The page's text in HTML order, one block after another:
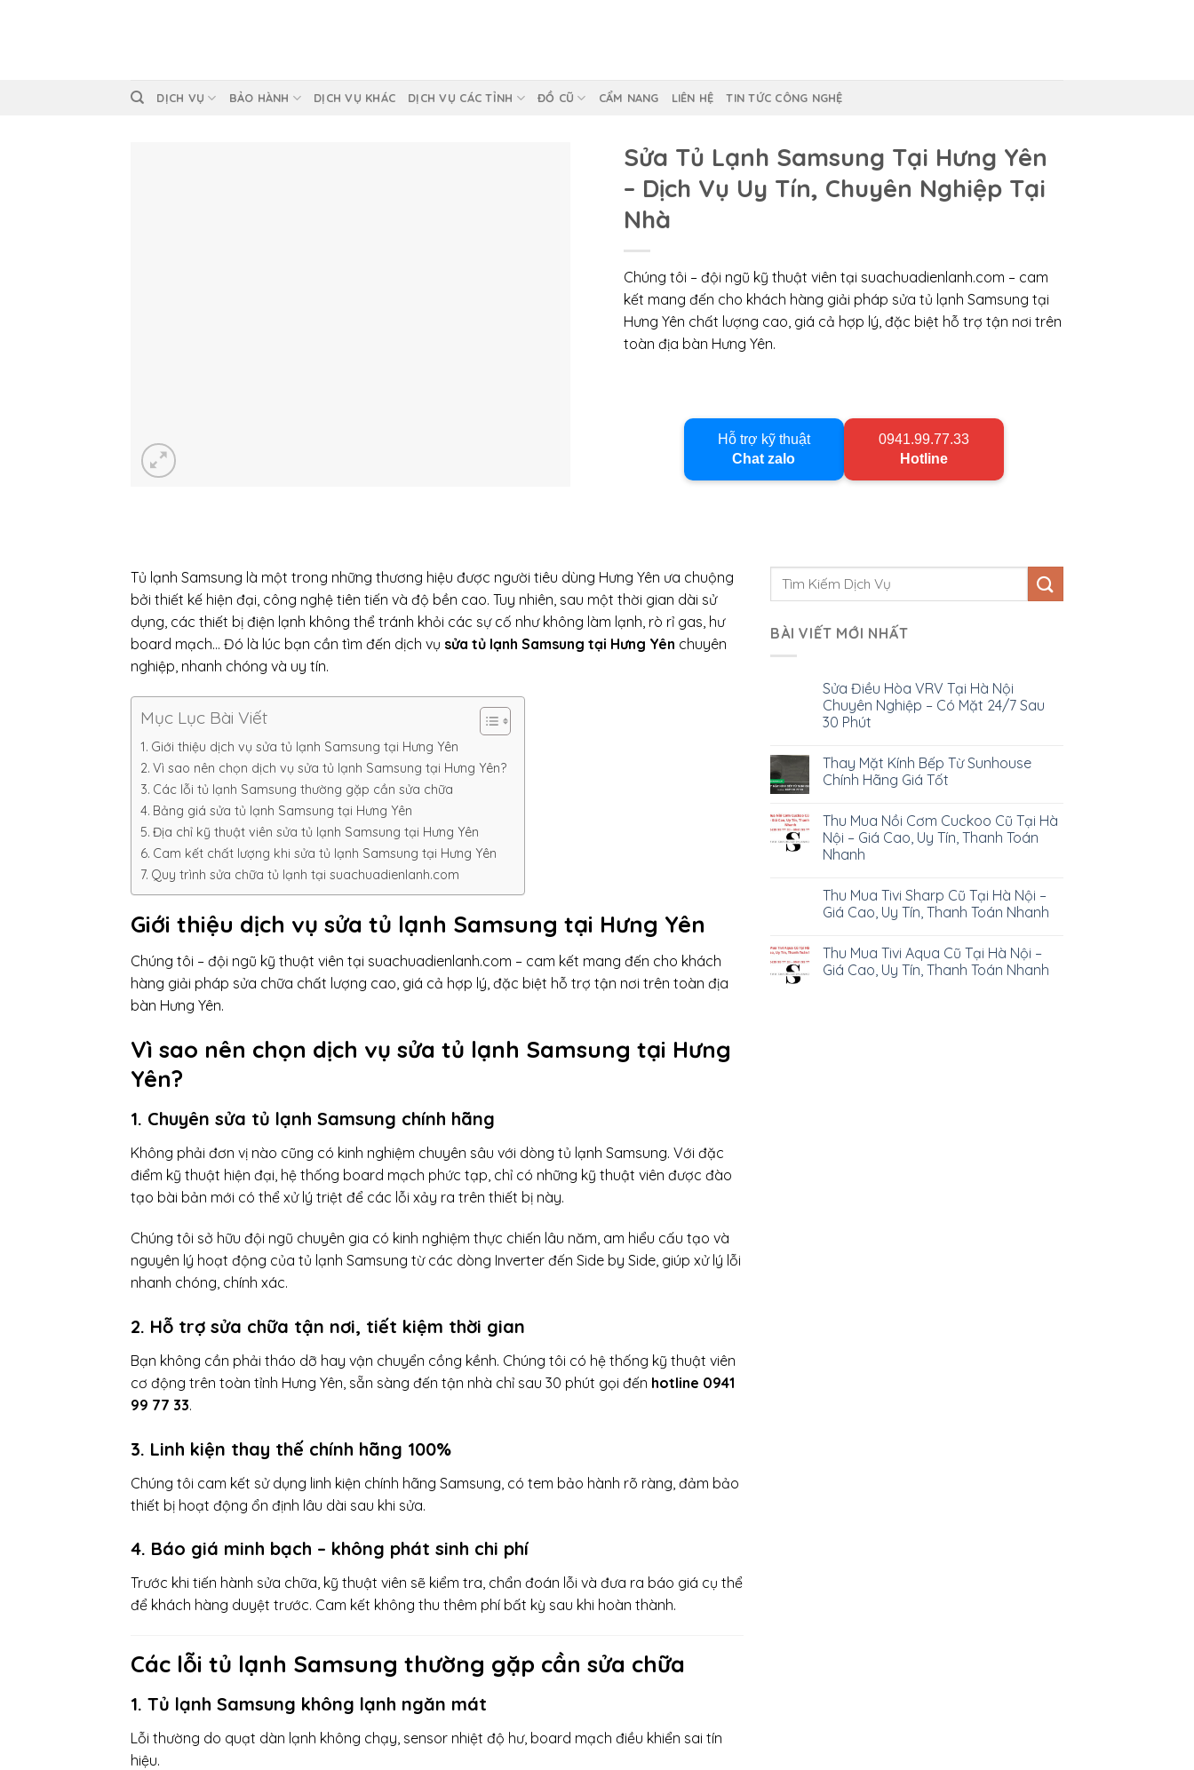
DỊCH VỤ BẢO HÀNH DỊCH VỤ KHÁC DỊCH VỤ CÁC TỈNH ĐỒ CŨ CẨM NANG LIÊN HỆ TIN TỨC CÔNG NGHỆ
Sửa Tủ Lạnh Samsung Tại Hưng Yên
– Dịch Vụ Uy Tín, Chuyên Nghiệp Tại
Nhà
Chúng tôi – đội ngũ kỹ thuật viên tại suachuadienlanh.com – cam
kết mang đến cho khách hàng giải pháp sửa tủ lạnh Samsung tại
Hưng Yên chất lượng cao, giá cả hợp lý, đặc biệt hỗ trợ tận nơi trên
toàn địa bàn Hưng Yên.
Hỗ trợ kỹ thuật
Chat zalo
0941.99.77.33
Hotline
Tủ lạnh Samsung là một trong những thương hiệu được người tiêu dùng Hưng Yên ưa chuộng
bởi thiết kế hiện đại, công nghệ tiên tiến và độ bền cao. Tuy nhiên, sau một thời gian dài sử
dụng, các thiết bị điện lạnh không thể tránh khỏi các sự cố như không làm lạnh, rò rỉ gas, hư
board mạch… Đó là lúc bạn cần tìm đến dịch vụ sửa tủ lạnh Samsung tại Hưng Yên chuyên
nghiệp, nhanh chóng và uy tín.
Mục Lục Bài Viết
Giới thiệu dịch vụ sửa tủ lạnh Samsung tại Hưng Yên
Vì sao nên chọn dịch vụ sửa tủ lạnh Samsung tại Hưng Yên?
Các lỗi tủ lạnh Samsung thường gặp cần sửa chữa
Bảng giá sửa tủ lạnh Samsung tại Hưng Yên
Địa chỉ kỹ thuật viên sửa tủ lạnh Samsung tại Hưng Yên
Cam kết chất lượng khi sửa tủ lạnh Samsung tại Hưng Yên
Quy trình sửa chữa tủ lạnh tại suachuadienlanh.com
Giới thiệu dịch vụ sửa tủ lạnh Samsung tại Hưng Yên
Chúng tôi – đội ngũ kỹ thuật viên tại suachuadienlanh.com – cam kết mang đến cho khách
hàng giải pháp sửa chữa chất lượng cao, giá cả hợp lý, đặc biệt hỗ trợ tận nơi trên toàn địa
bàn Hưng Yên.
Vì sao nên chọn dịch vụ sửa tủ lạnh Samsung tại Hưng
Yên?
1. Chuyên sửa tủ lạnh Samsung chính hãng
Không phải đơn vị nào cũng có kinh nghiệm chuyên sâu với dòng tủ lạnh Samsung. Với đặc
điểm kỹ thuật hiện đại, hệ thống board mạch phức tạp, chỉ có những kỹ thuật viên được đào
tạo bài bản mới có thể xử lý triệt để các lỗi xảy ra trên thiết bị này.
Chúng tôi sở hữu đội ngũ chuyên gia có kinh nghiệm thực chiến lâu năm, am hiểu cấu tạo và
nguyên lý hoạt động của tủ lạnh Samsung từ các dòng Inverter đến Side by Side, giúp xử lý lỗi
nhanh chóng, chính xác.
2. Hỗ trợ sửa chữa tận nơi, tiết kiệm thời gian
Bạn không cần phải tháo dỡ hay vận chuyển cồng kềnh. Chúng tôi có hệ thống kỹ thuật viên
cơ động trên toàn tỉnh Hưng Yên, sẵn sàng đến tận nhà chỉ sau 30 phút gọi đến hotline 0941
99 77 33.
3. Linh kiện thay thế chính hãng 100%
Chúng tôi cam kết sử dụng linh kiện chính hãng Samsung, có tem bảo hành rõ ràng, đảm bảo
thiết bị hoạt động ổn định lâu dài sau khi sửa.
4. Báo giá minh bạch – không phát sinh chi phí
Trước khi tiến hành sửa chữa, kỹ thuật viên sẽ kiểm tra, chẩn đoán lỗi và đưa ra báo giá cụ thể
để khách hàng duyệt trước. Cam kết không thu thêm phí bất kỳ sau khi hoàn thành.
Các lỗi tủ lạnh Samsung thường gặp cần sửa chữa
1. Tủ lạnh Samsung không lạnh ngăn mát
Lỗi thường do quạt dàn lạnh không chạy, sensor nhiệt độ hư, board mạch điều khiển sai tín
hiệu.
BÀI VIẾT MỚI NHẤT
Sửa Điều Hòa VRV Tại Hà Nội
Chuyên Nghiệp – Có Mặt 24/7 Sau
30 Phút
Thay Mặt Kính Bếp Từ Sunhouse
Chính Hãng Giá Tốt
Thu Mua Nồi Cơm Cuckoo Cũ Tại Hà
Nội – Giá Cao, Uy Tín, Thanh Toán
Nhanh
Thu Mua Tivi Sharp Cũ Tại Hà Nội –
Giá Cao, Uy Tín, Thanh Toán Nhanh
Thu Mua Tivi Aqua Cũ Tại Hà Nội –
Giá Cao, Uy Tín, Thanh Toán Nhanh